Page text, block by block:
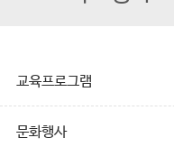
교육프로그램
문화행사